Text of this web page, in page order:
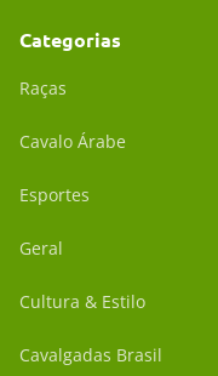
Categorias
Raças
Cavalo Árabe
Esportes
Geral
Cultura & Estilo
Cavalgadas Brasil